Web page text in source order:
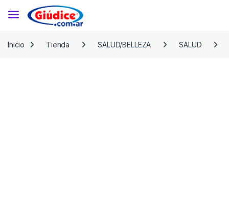
Inicio
Tienda SALUD/BELLEZA SALUD